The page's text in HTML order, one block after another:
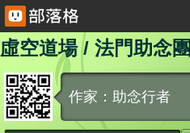
虛空道場 / 法門助念團
作家：助念行者